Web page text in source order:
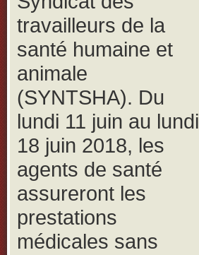
travailleurs de la
santé humaine et
animale
(SYNTSHA). Du
lundi 11 juin au lundi
18 juin 2018, les
agents de santé
assureront les
prestations
médicales sans